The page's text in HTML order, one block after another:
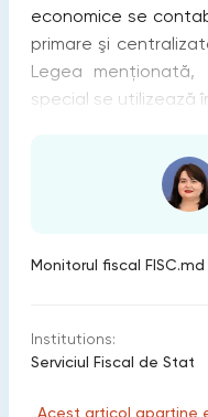
economice se
primare şi
Legea menţionată,
special se utilizează
Monitorul fiscal FISC.md
Institutions:
Serviciul Fiscal de Stat
„Acest articol aparține